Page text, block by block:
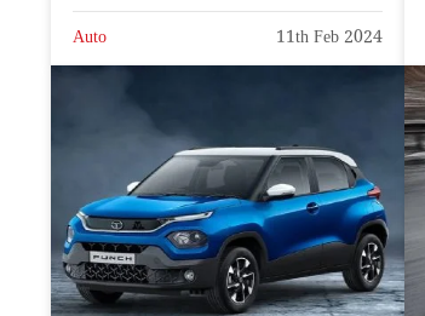
Auto 11th Feb 2024